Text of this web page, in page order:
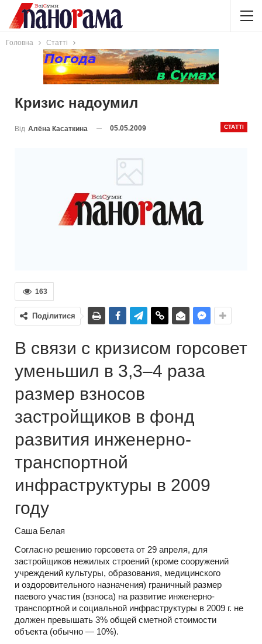
Головна Статті
Кризис надоумил
СТАТТІ
Від Алёна Касаткина 05.05.2009
163
Поділитися
В связи с кризисом горсовет
уменьшил в 3,3–4 раза
размер взносов
застройщиков в фонд
развития инженерно-
транспортной
инфраструктуры в 2009
году
Саша Белая
Согласно решению горсовета от 29 апреля, для
застройщиков нежилых строений (кроме сооружений
учреждений культуры, образования, медицинского
и оздоровительного назначения) граничный размер
паевого участия (взноса) на развитие инженерно-
транспортной и социальной инфраструктуры в 2009 г. не
должен превышать 3% общей сметной стоимости
объекта (обычно — 10%).